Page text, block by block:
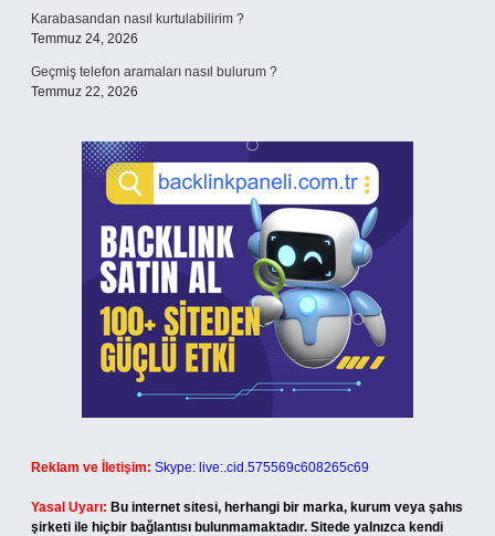
Karabasandan nasıl kurtulabilirim ?
Temmuz 24, 2026
Geçmiş telefon aramaları nasıl bulurum ?
Temmuz 22, 2026
Reklam ve İletişim: Skype: live:.cid.575569c608265c69
Yasal Uyarı: Bu internet sitesi, herhangi bir marka, kurum veya şahıs
şirketi ile hiçbir bağlantısı bulunmamaktadır. Sitede yalnızca kendi